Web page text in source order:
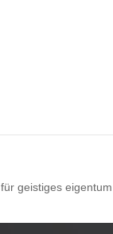
geistiges eigentum